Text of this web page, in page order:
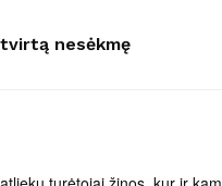
nesėkmę